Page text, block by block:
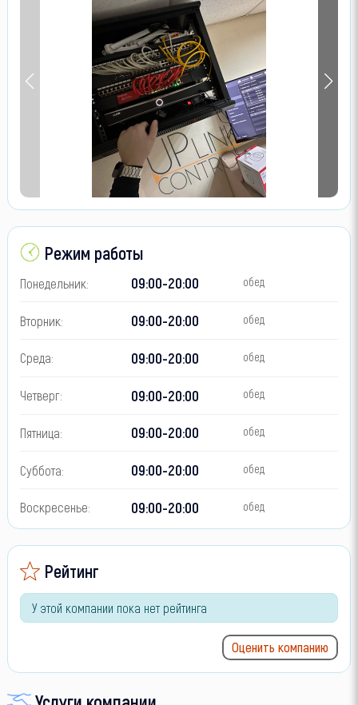
Режим работы
Понедельник: 09:00-20:00 обед
Вторник: 09:00-20:00 обед
Среда: 09:00-20:00 обед
Четверг: 09:00-20:00 обед
Пятница: 09:00-20:00 обед
Суббота: 09:00-20:00 обед
Воскресенье: 09:00-20:00 обед
Рейтинг
У этой компании пока нет рейтинга
Оценить компанию